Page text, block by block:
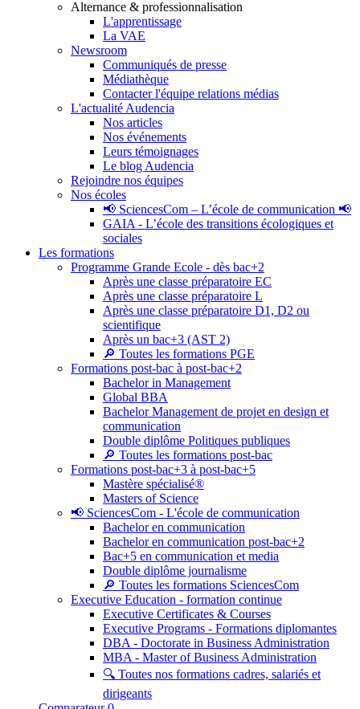
Alternance & professionnalisation
L'apprentissage
La VAE
Newsroom
Communiqués de presse
Médiathèque
Contacter l'équipe relations médias
L'actualité Audencia
Nos articles
Nos événements
Leurs témoignages
Le blog Audencia
Rejoindre nos équipes
Nos écoles
📢 SciencesCom – L’école de communication 📢
GAIA - L’école des transitions écologiques et
sociales
Les formations
Programme Grande Ecole - dès bac+2
Après une classe préparatoire EC
Après une classe préparatoire L
Après une classe préparatoire D1, D2 ou
scientifique
Après un bac+3 (AST 2)
🔎 Toutes les formations PGE
Formations post-bac à post-bac+2
Bachelor in Management
Global BBA
Bachelor Management de projet en design et
communication
Double diplôme Politiques publiques
🔎 Toutes les formations post-bac
Formations post-bac+3 à post-bac+5
Mastère spécialisé®
Masters of Science
📢 SciencesCom - L'école de communication
Bachelor en communication
Bachelor en communication post-bac+2
Bac+5 en communication et media
Double diplôme journalisme
🔎 Toutes les formations SciencesCom
Executive Education - formation continue
Executive Certificates & Courses
Executive Programs - Formations diplomantes
DBA - Doctorate in Business Administration
MBA - Master of Business Administration
🔍 Toutes nos formations cadres, salariés et
dirigeants